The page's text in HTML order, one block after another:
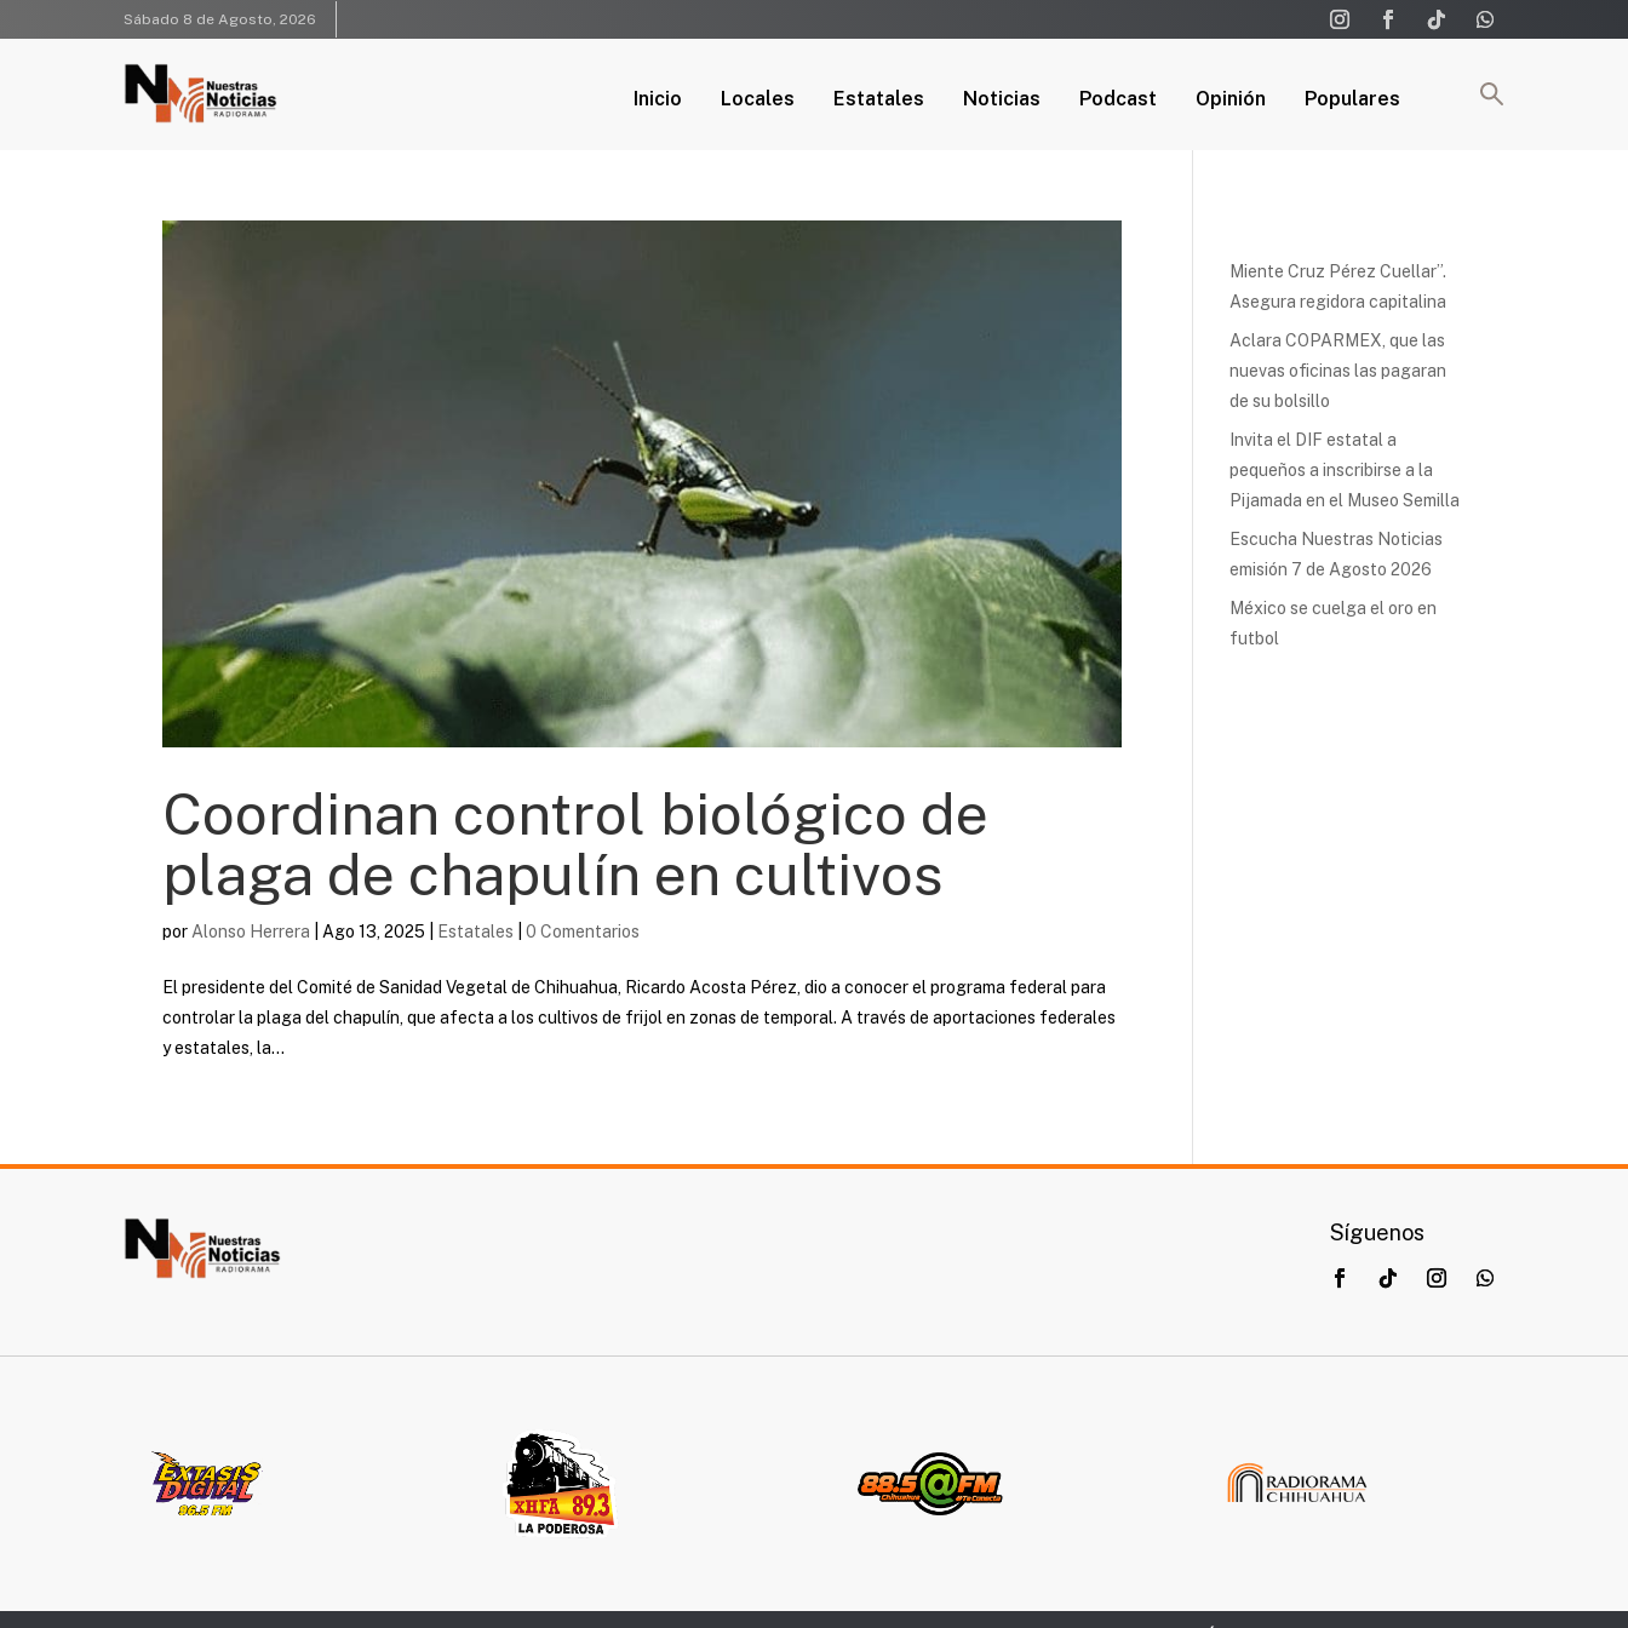
Sábado 8 de Agosto, 2026
Inicio Locales Estatales Noticias Podcast Opinión Populares
Coordinan control biológico de
plaga de chapulín en cultivos
por Alonso Herrera Ago 13, 2025 Estatales |0 Comentarios
El presidente del Comité de Sanidad Vegetal de Chihuahua, Ricardo Acosta Pérez, dio a conocer el programa federal para
controlar la plaga del chapulín, que afecta a los cultivos de frijol en zonas de temporal. A través de aportaciones federales
y estatales, la...
Miente Cruz Pérez Cuellar”.
Asegura regidora capitalina
Aclara COPARMEX, que las
nuevas oficinas las pagaran
de su bolsillo
Invita el DIF estatal a
pequeños a inscribirse a la
Pijamada en el Museo Semilla
Escucha Nuestras Noticias
emisión 7 de Agosto 2026
México se cuelga el oro en
futbol
Síguenos